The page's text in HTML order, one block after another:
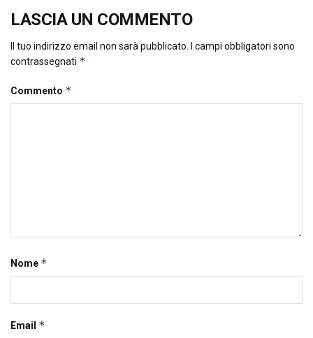
LASCIA UN COMMENTO
Il tuo indirizzo email non sarà pubblicato.
I campi obbligatori sono
contrassegnati *
Commento *
Nome *
Email *